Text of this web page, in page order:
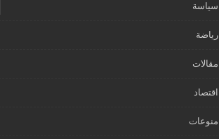
سياسة
رياضة
مقالات
اقتصاد
منوعات